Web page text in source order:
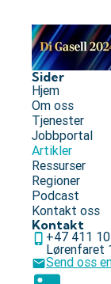
Sider
Hjem
Om oss
Tjenester
Jobbportal
Artikler
Ressurser
Regioner
Podcast
Kontakt oss
Kontakt
+47 411
Lørenfaret
Send oss